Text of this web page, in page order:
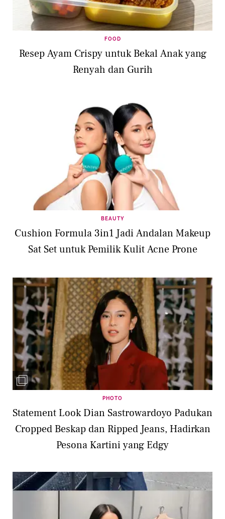
FOOD
Resep Ayam Crispy untuk Bekal Anak yang
Renyah dan Gurih
BEAUTY
Cushion Formula 3in1 Jadi Andalan Makeup
Sat Set untuk Pemilik Kulit Acne Prone
PHOTO
Statement Look Dian Sastrowardoyo Padukan
Cropped Beskap dan Ripped Jeans, Hadirkan
Pesona Kartini yang Edgy